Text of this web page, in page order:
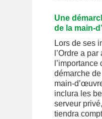
Une
de la main-
Lors de ses
l’Ordre a
démarche
main-
inclura les
serveur
tiendra